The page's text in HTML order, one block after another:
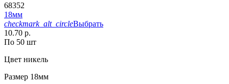
68352
18мм
checkmark_alt_circleВыбрать
10.70 р.
По 50 шт
Цвет никель
Размер 18мм